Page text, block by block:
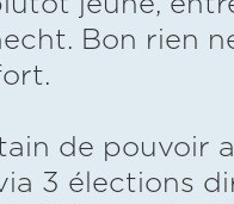
Bon rien
de pouvoir
3 élections